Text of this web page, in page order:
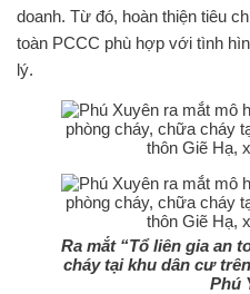
doanh. Từ đó, hoàn thiện tiêu
toàn PCCC phù hợp với tình
lý.
Ra mắt “Tổ liên gia an
cháy tại khu dân cư
Phú